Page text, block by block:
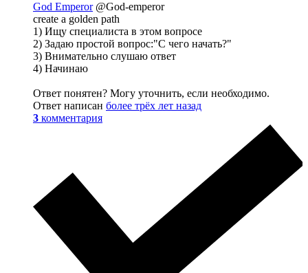
God Emperor @God-emperor
create a golden path
1) Ищу специалиста в этом вопросе
2) Задаю простой вопрос:"С чего начать?"
3) Внимательно слушаю ответ
4) Начинаю
Ответ понятен? Могу уточнить, если необходимо.
Ответ написан более трёх лет назад
3 комментария